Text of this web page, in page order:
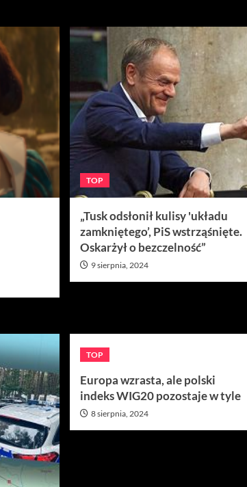
TOP
„Tusk odsłonił kulisy 'układu
zamkniętego’, PiS wstrząśnięte.
Oskarżył o bezczelność”
9 sierpnia, 2024
TOP
Europa wzrasta, ale polski
indeks WIG20 pozostaje w tyle
8 sierpnia, 2024